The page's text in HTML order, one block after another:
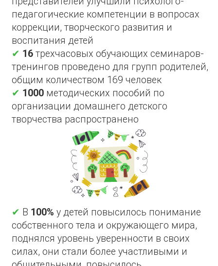
музыкальными инструментами, арт-
техниками, а главное осознали как
НАСЛЕДИЕПРОЕКТА
Методическое пособие для родителей
для домашнего использования по
приемам и техникам творческого
развития в сотрудничестве "Развиваемся